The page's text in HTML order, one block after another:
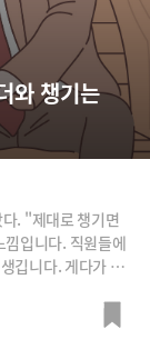
와 챙기는
. "제대로 챙기면
낌입니다. 직원들에
깁니다. 게다가 상
브가 그의 책에서